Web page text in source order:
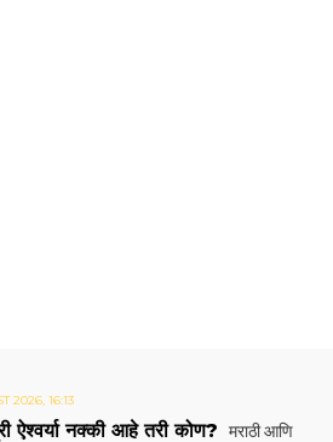
2026, 16:13
ऐश्वर्या नक्की आहे तरी कोण? मराठी आणि